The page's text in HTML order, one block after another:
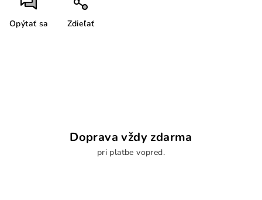
Opýtať sa Zdieľať
Doprava vždy zdarma
pri platbe vopred.